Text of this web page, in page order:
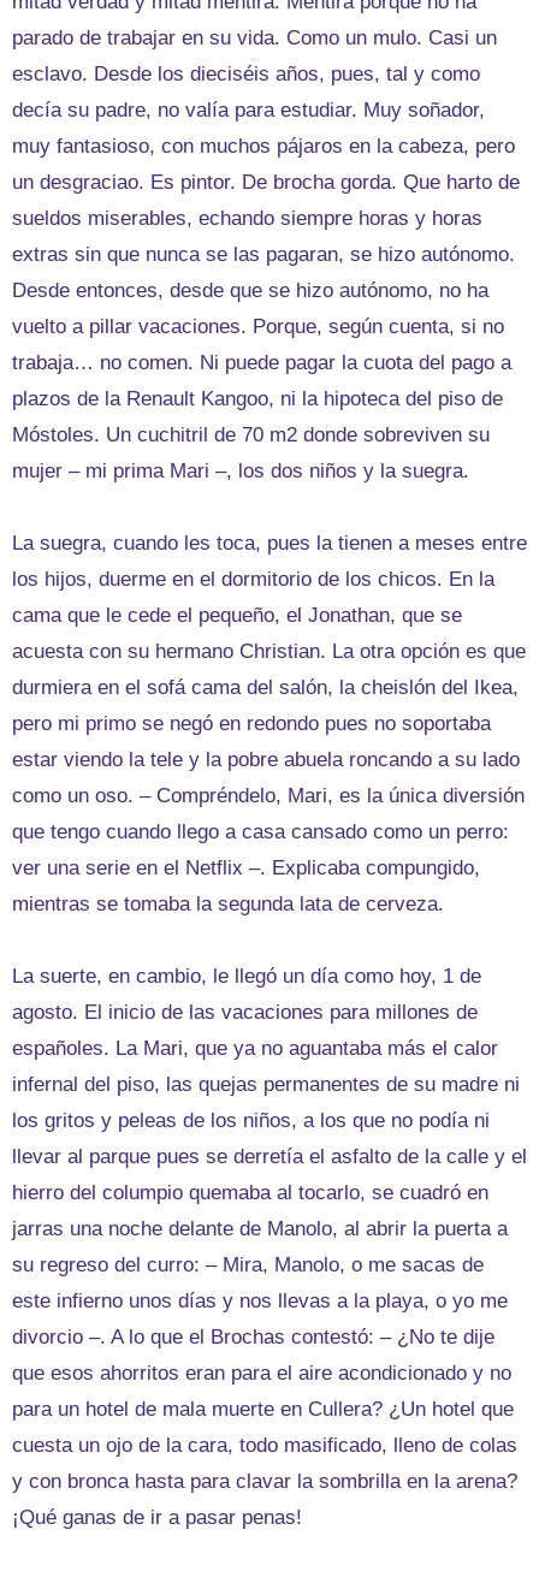
parado de trabajar en su vida. Como un mulo. Casi un
esclavo. Desde los dieciséis años, pues, tal y como
decía su padre, no valía para estudiar. Muy soñador,
muy fantasioso, con muchos pájaros en la cabeza, pero
un desgraciao. Es pintor. De brocha gorda. Que harto de
sueldos miserables, echando siempre horas y horas
extras sin que nunca se las pagaran, se hizo autónomo.
Desde entonces, desde que se hizo autónomo, no ha
vuelto a pillar vacaciones. Porque, según cuenta, si no
trabaja… no comen. Ni puede pagar la cuota del pago a
plazos de la Renault Kangoo, ni la hipoteca del piso de
Móstoles. Un cuchitril de 70 m2 donde sobreviven su
mujer – mi prima Mari –, los dos niños y la suegra.
La suegra, cuando les toca, pues la tienen a meses entre
los hijos, duerme en el dormitorio de los chicos. En la
cama que le cede el pequeño, el Jonathan, que se
acuesta con su hermano Christian. La otra opción es que
durmiera en el sofá cama del salón, la cheislón del Ikea,
pero mi primo se negó en redondo pues no soportaba
estar viendo la tele y la pobre abuela roncando a su lado
como un oso. – Compréndelo, Mari, es la única diversión
que tengo cuando llego a casa cansado como un perro:
ver una serie en el Netflix –. Explicaba compungido,
mientras se tomaba la segunda lata de cerveza.
La suerte, en cambio, le llegó un día como hoy, 1 de
agosto. El inicio de las vacaciones para millones de
españoles. La Mari, que ya no aguantaba más el calor
infernal del piso, las quejas permanentes de su madre ni
los gritos y peleas de los niños, a los que no podía ni
llevar al parque pues se derretía el asfalto de la calle y el
hierro del columpio quemaba al tocarlo, se cuadró en
jarras una noche delante de Manolo, al abrir la puerta a
su regreso del curro: – Mira, Manolo, o me sacas de
este infierno unos días y nos llevas a la playa, o yo me
divorcio –. A lo que el Brochas contestó: – ¿No te dije
que esos ahorritos eran para el aire acondicionado y no
para un hotel de mala muerte en Cullera? ¿Un hotel que
cuesta un ojo de la cara, todo masificado, lleno de colas
y con bronca hasta para clavar la sombrilla en la arena?
¡Qué ganas de ir a pasar penas!